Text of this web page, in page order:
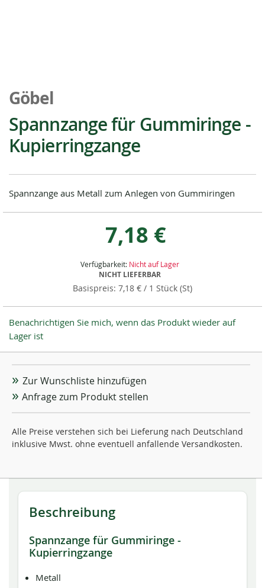
Anfang
der
Bildgalerie
springen
Göbel
Spannzange für Gummiringe -
Kupierringzange
Spannzange aus Metall zum Anlegen von Gummiringen
7,18 €
7,18 € / 1 Stück (St)
Verfügbarkeit: Nicht auf Lager
NICHT LIEFERBAR
Benachrichtigen Sie mich, wenn das Produkt wieder auf
Lager ist
Zur Wunschliste hinzufügen
Anfrage zum Produkt stellen
Alle Preise verstehen sich bei Lieferung nach Deutschland
inklusive Mwst. ohne eventuell anfallende Versandkosten.
Beschreibung
Spannzange für Gummiringe -
Kupierringzange
Metall